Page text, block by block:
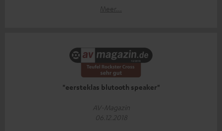
Meer...
"eersteklas blutooth speaker"
AV-Magazin
06.12.2018